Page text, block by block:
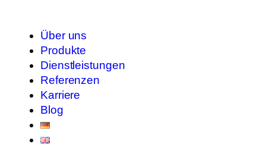
Über uns
Produkte
Dienstleistungen
Referenzen
Karriere
Blog